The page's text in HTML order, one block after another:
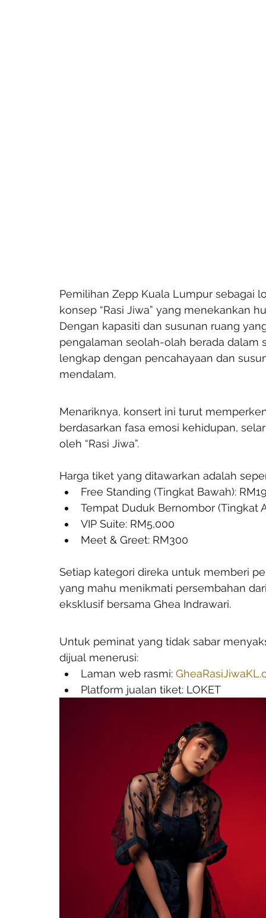
Pemilihan Zepp Kuala Lumpur sebagai
konsep “Rasi Jiwa” yang menekankan
Dengan kapasiti dan susunan ruang
pengalaman seolah-olah berada dalam
lengkap dengan pencahayaan dan
mendalam.
Menariknya, konsert ini turut
berdasarkan fasa emosi kehidupan,
oleh “Rasi Jiwa”.
Harga tiket yang ditawarkan adalah
Free Standing (Tingkat Bawah):
Tempat Duduk Bernombor (Tingkat
VIP Suite: RM5,000
Meet & Greet: RM300
Setiap kategori direka untuk memberi
yang mahu menikmati persembahan
eksklusif bersama Ghea Indrawari.
Untuk peminat yang tidak sabar
dijual menerusi:
Laman web rasmi:
Platform jualan tiket: LOKET